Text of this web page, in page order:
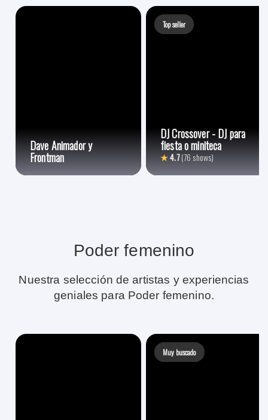
Dave Animador y
Frontman
Top seller
DJ Crossover - DJ para
fiesta o miniteca
★4.7(76 shows)
Poder femenino
Nuestra selección de artistas y experiencias
geniales para Poder femenino.
Muy buscado